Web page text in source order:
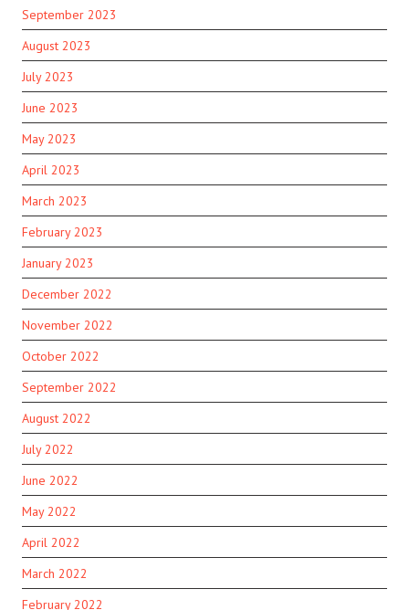
September 2023
August 2023
July 2023
June 2023
May 2023
April 2023
March 2023
February 2023
January 2023
December 2022
November 2022
October 2022
September 2022
August 2022
July 2022
June 2022
May 2022
April 2022
March 2022
February 2022